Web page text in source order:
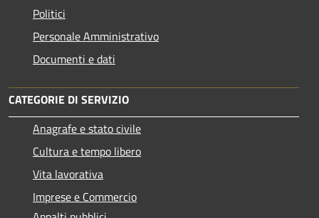
Politici
Personale Amministrativo
Documenti e dati
CATEGORIE DI SERVIZIO
Anagrafe e stato civile
Cultura e tempo libero
Vita lavorativa
Imprese e Commercio